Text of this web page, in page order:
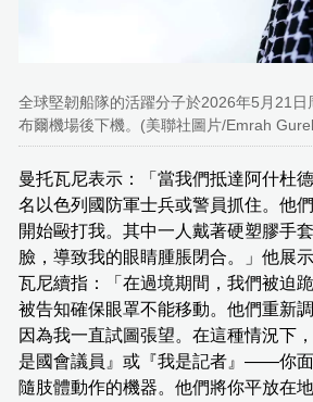
全球堅韌船隊的活躍分子於2026年5月21日
布爾機場後下機。(美聯社圖片/Emrah
曼托瓦尼表示：「當我們抵達阿什杜
名以色列國防軍士兵或警員抓住。他
開始毆打我。其中一人戴著硬塑膠手
臉，導致我的眼睛腫脹閉合。」他展
瓦尼續指：「在過境期間，我們被迫
被告知確保眼罩不能移動。他們重新
因為我一直試圖張望。在這種情況下
是國會議員』或『我是記者』——你
隨肢體動作的機器。他們將你平放在